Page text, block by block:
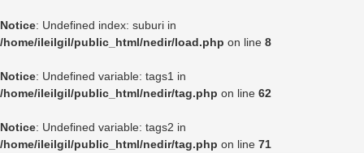
Notice: Undefined index: suburi in
/home/ileilgil/public_html/nedir/load.php on line 8
Notice: Undefined variable: tags1 in
/home/ileilgil/public_html/nedir/tag.php on line 62
Notice: Undefined variable: tags2 in
/home/ileilgil/public_html/nedir/tag.php on line 71